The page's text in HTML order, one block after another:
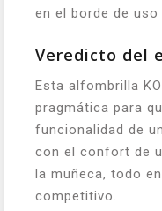
en el borde de
Veredicto del
Esta alfombrilla
pragmática para
funcionalidad de
con el confort de
la muñeca, todo
competitivo.